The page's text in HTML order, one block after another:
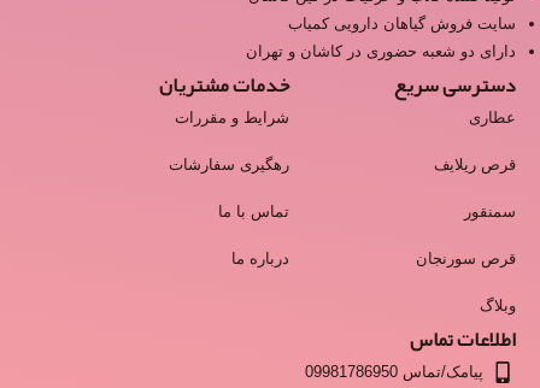
سایت فروش گیاهان دارویی کمیاب
دارای دو شعبه حضوری در کاشان و تهران
دسترسی سریع
عطاری
قرص ریلایف
سمنقور
قرص سورنجان
وبلاگ
خدمات مشتریان
شرایط و مقررات
رهگیری سفارشات
تماس با ما
درباره ما
اطلاعات تماس
پیامک/تماس 09981786950